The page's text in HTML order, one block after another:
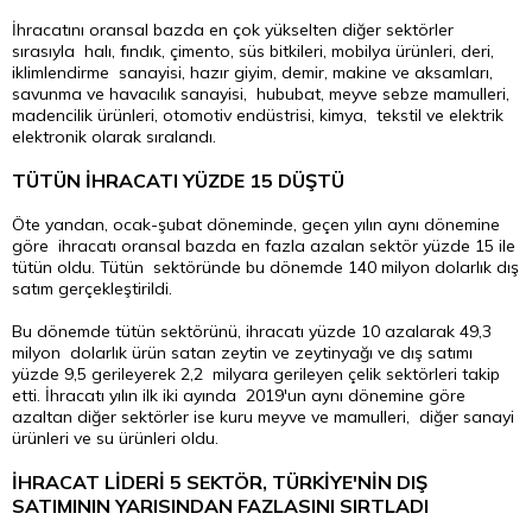
İhracatını oransal bazda en çok yükselten diğer sektörler
sırasıyla halı, fındık, çimento, süs bitkileri, mobilya ürünleri, deri,
iklimlendirme sanayisi, hazır giyim, demir, makine ve aksamları,
savunma ve havacılık sanayisi, hububat, meyve sebze mamulleri,
madencilik ürünleri, otomotiv endüstrisi, kimya, tekstil ve elektrik
elektronik olarak sıralandı.
TÜTÜN İHRACATI YÜZDE 15 DÜŞTÜ
Öte yandan, ocak-şubat döneminde, geçen yılın aynı dönemine
göre ihracatı oransal bazda en fazla azalan sektör yüzde 15 ile
tütün oldu. Tütün sektöründe bu dönemde 140 milyon dolarlık dış
satım gerçekleştirildi.
Bu dönemde tütün sektörünü, ihracatı yüzde 10 azalarak 49,3
milyon dolarlık ürün satan zeytin ve zeytinyağı ve dış satımı
yüzde 9,5 gerileyerek 2,2 milyara gerileyen çelik sektörleri takip
etti. İhracatı yılın ilk iki ayında 2019'un aynı dönemine göre
azaltan diğer sektörler ise kuru meyve ve mamulleri, diğer sanayi
ürünleri ve su ürünleri oldu.
İHRACAT LİDERİ 5 SEKTÖR, TÜRKİYE'NİN DIŞ
SATIMININ YARISINDAN FAZLASINI SIRTLADI